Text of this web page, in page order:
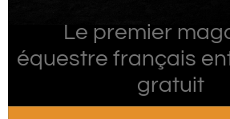
Le premier
équestre français
gratuit